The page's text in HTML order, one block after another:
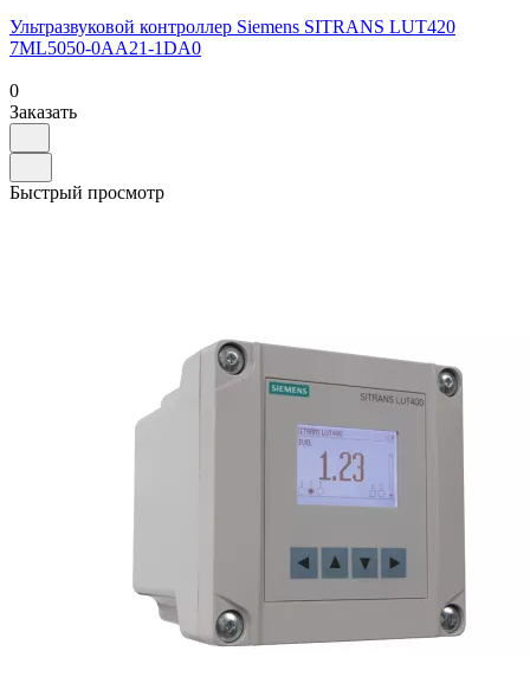
Ультразвуковой контроллер Siemens SITRANS LUT420
7ML5050-0AA21-1DA0
0
Заказать
Быстрый просмотр